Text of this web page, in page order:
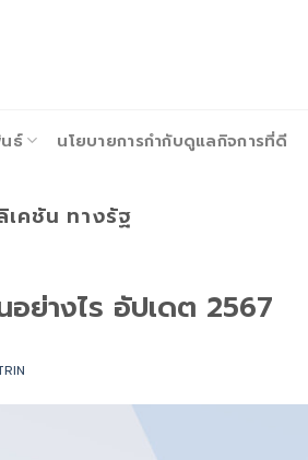
ธ์ นโยบายการกำกับดูแลกิจการที่ดี
คชัน ทางรัฐ
อย่างไร อัปเดต 2567